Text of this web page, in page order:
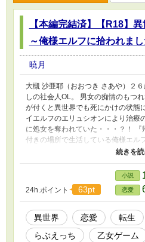
【本編完結済】【R18】
～俺様エルフに拾われまし
暁月
大槻 沙亜耶（おおつき さあや）２
しの社会人OL。 男女の痴情のもつ
が付くと異世界でも死にかけの状態
イエルフのエリュシオンにより治療
に処女を奪われていた・・・？！ 『
付きの場所で生活している俺様エル
翻弄されつつも異世界ライフを精一
す。 生活するうちに色々なことに
記憶も思い出していきます。 基本的
だかれています← 【2021/5/19追記
章まで、それ以降は主人公とゆかい
始まるお話です。 本編は完結しま
後のお話や番外編などを更新するか
楽しみください(๑ ˊ͈ ᐞ ˋ͈ )
トノベルスでも掲載しています。
24h.ポイント 63pt
小説
恋愛
異世界 恋愛 転生
らぶえっち
乙女ゲーム